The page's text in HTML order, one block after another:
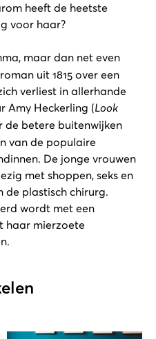
heeft de heetste
voor haar?
maar dan net even
uit 1815 over een
verliest in allerhande
Amy Heckerling (Look
de betere buitenwijken
van de populaire
De jonge vrouwen
met shoppen, seks en
de plastisch chirurg.
wordt met een
haar mierzoete